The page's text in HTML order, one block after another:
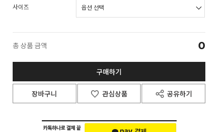
사이즈
총 상품 금액 0
구매하기
장바구니 관심상품 공유하기